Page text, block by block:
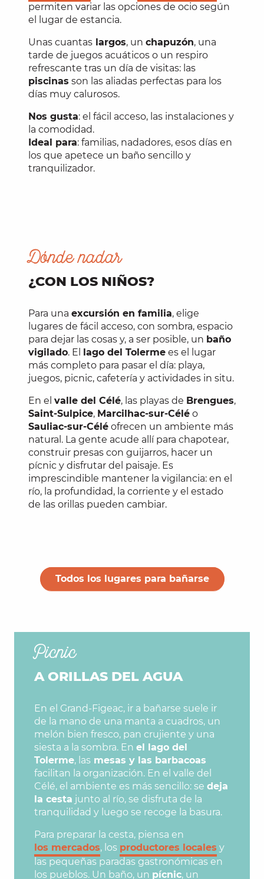
permiten variar las opciones de ocio según
el lugar de estancia.
Unas cuantas largos, un chapuzón, una
tarde de juegos acuáticos o un respiro
refrescante tras un día de visitas: las
piscinas son las aliadas perfectas para los
días muy calurosos.
Nos gusta: el fácil acceso, las instalaciones y
la comodidad.
Ideal para: familias, nadadores, esos días en
los que apetece un baño sencillo y
tranquilizador.
Dónde nadar
¿CON LOS NIÑOS?
Para una excursión en familia, elige
lugares de fácil acceso, con sombra, espacio
para dejar las cosas y, a ser posible, un baño
vigilado. El lago del Tolerme es el lugar
más completo para pasar el día: playa,
juegos, picnic, cafetería y actividades in situ.
En el valle del Célé, las playas de Brengues,
Saint-Sulpice, Marcilhac-sur-Célé o
Sauliac-sur-Célé ofrecen un ambiente más
natural. La gente acude allí para chapotear,
construir presas con guijarros, hacer un
pícnic y disfrutar del paisaje. Es
imprescindible mantener la vigilancia: en el
río, la profundidad, la corriente y el estado
de las orillas pueden cambiar.
Todos los lugares para bañarse
Picnic
A ORILLAS DEL AGUA
En el Grand-Figeac, ir a bañarse suele ir
de la mano de una manta a cuadros, un
melón bien fresco, pan crujiente y una
siesta a la sombra. En el lago del
Tolerme, las mesas y las barbacoas
facilitan la organización. En el valle del
Célé, el ambiente es más sencillo: se deja
la cesta junto al río, se disfruta de la
tranquilidad y luego se recoge la basura.
Para preparar la cesta, piensa en
los mercados, los productores locales y
las pequeñas paradas gastronómicas en
los pueblos. Un baño, un pícnic, un